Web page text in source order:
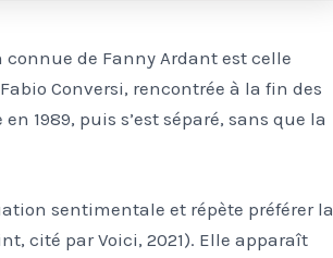
de Fanny Ardant est celle
Conversi, rencontrée à la fin des
1989, puis s’est séparé, sans que la
sentimentale et répète préférer la
cité par Voici, 2021). Elle apparaît